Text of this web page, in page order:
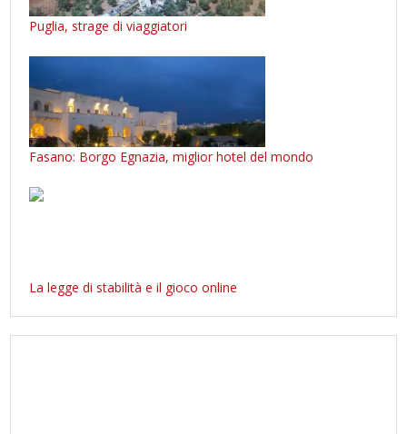
Puglia, strage di viaggiatori
Fasano: Borgo Egnazia, miglior hotel del mondo
La legge di stabilità e il gioco online